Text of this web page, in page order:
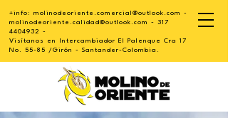
+info: molinodeoriente.comercial@outlook.com
-
molinodeoriente.calidad@outlook.com
- 317
4404932
-
Visítanos en Intercambiador
El Palenque Cra 17
No. 55-85 /Girón - Santander-Colombia.